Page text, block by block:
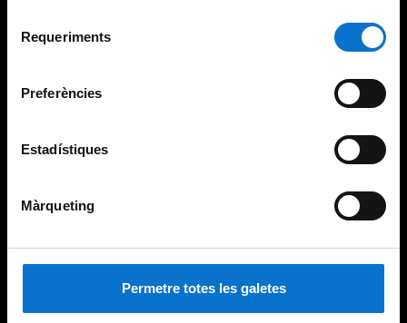
consultar laPolítica de galetes del lloc web de la
Requeriments
Preferències
Estadístiques
Màrqueting
Permetre totes les galetes